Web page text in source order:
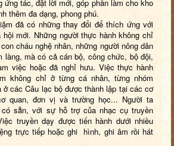
ứng tác, đặt lời mới, góp phần làm cho kho
thêm đa dạng, phong phú.
đã có những thay đổi để thích ứng với
mới. Những người thực hành không chỉ
cháu nghệ nhân, những người nông dân
làng, mà có cả cán bộ, công chức, bộ đội,
việc hoặc đã nghỉ hưu. Việc thực hành
không chỉ ở từng cá nhân, từng nhóm
ở các Câu lạc bộ được thành lập tại các cơ
quan, đơn vị và trường học... Người ta
sẵn, với sự hỗ trợ của nhạc cụ truyền
truyền dạy được tiến hành dưới nhiều
trực tiếp hoặc ghi hình, ghi âm rồi hát